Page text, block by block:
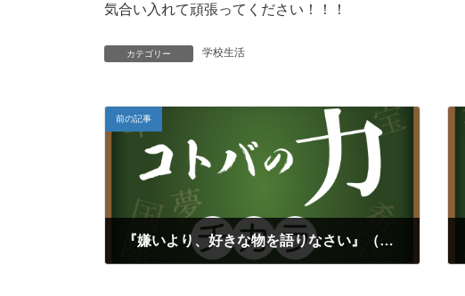
気合い入れて頑張ってください！！！
カテゴリー 学校生活
前の記事
『嫌いより、好きな物を語りなさい』（志賀内泰弘）